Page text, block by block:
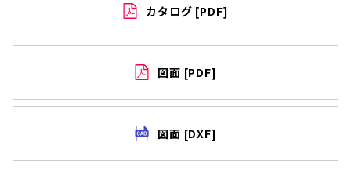
カタログ [PDF]
図面 [PDF]
図面 [DXF]